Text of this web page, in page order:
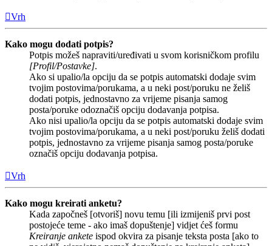
Vrh
Kako mogu dodati potpis?
Potpis možeš napraviti/uređivati u svom korisničkom profilu
[Profil/Postavke].
Ako si upalio/la opciju da se potpis automatski dodaje svim
tvojim postovima/porukama, a u neki post/poruku ne želiš
dodati potpis, jednostavno za vrijeme pisanja samog
posta/poruke odoznačiš opciju dodavanja potpisa.
Ako nisi upalio/la opciju da se potpis automatski dodaje svim
tvojim postovima/porukama, a u neki post/poruku želiš dodati
potpis, jednostavno za vrijeme pisanja samog posta/poruke
označiš opciju dodavanja potpisa.
Vrh
Kako mogu kreirati anketu?
Kada započneš [otvoriš] novu temu [ili izmijeniš prvi post
postojeće teme - ako imaš dopuštenje] vidjet ćeš formu
Kreiranje ankete ispod okvira za pisanje teksta posta [ako to